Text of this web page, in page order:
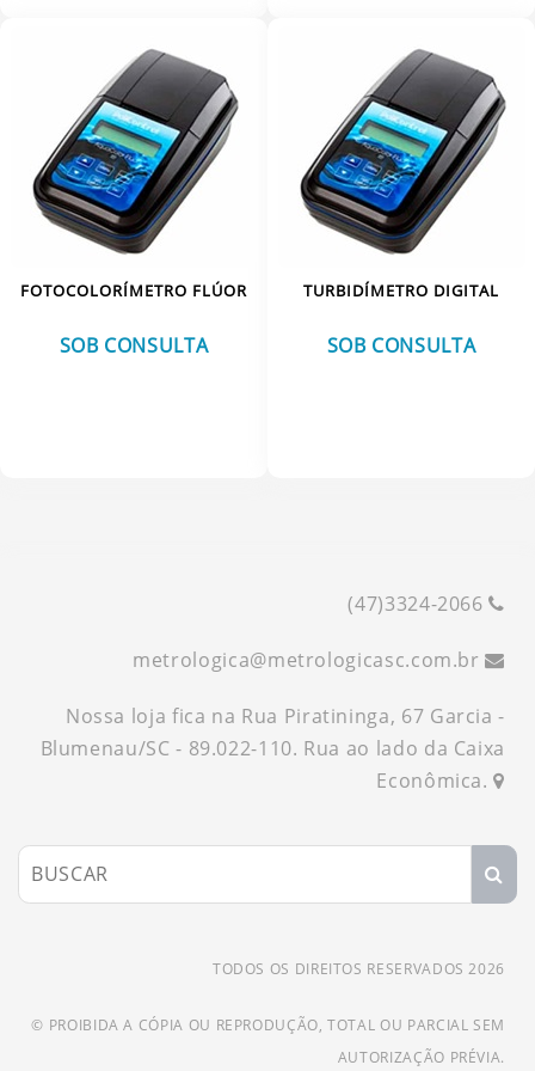
TERMÔMETROS
VISCOSÍMETROS
FOTOCOLORÍMETRO FLÚOR
SOB CONSULTA
TURBIDÍMETRO DIGITAL
SOB CONSULTA
(47)3324-2066
metrologica@metrologicasc.com.br
Nossa loja fica na Rua Piratininga, 67 Garcia -
Blumenau/SC - 89.022-110. Rua ao lado da Caixa
Econômica.
TODOS OS DIREITOS RESERVADOS 2026
© PROIBIDA A CÓPIA OU REPRODUÇÃO, TOTAL OU PARCIAL SEM
AUTORIZAÇÃO PRÉVIA.